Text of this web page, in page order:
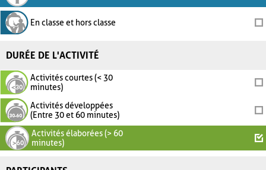
En classe et hors classe
DURÉE DE L'ACTIVITÉ
Activités courtes (< 30
minutes)
Activités développées
(Entre 30 et 60 minutes)
Activités élaborées (> 60
minutes)